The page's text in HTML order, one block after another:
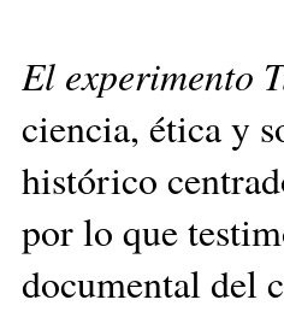
El experimento
ciencia, ética y
histórico
por lo que
documental del